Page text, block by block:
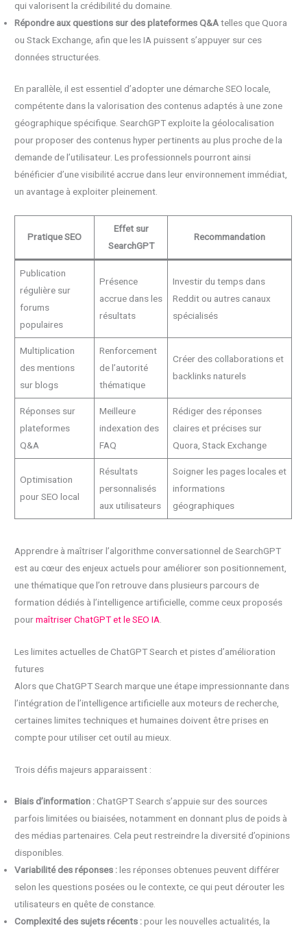
qui valorisent la crédibilité du domaine.
Répondre aux questions sur des plateformes Q&Atelles que Quora
ou Stack Exchange, afin que les IA puissent s’appuyer sur ces
données structurées.
En parallèle, il est essentiel d’adopter une démarche SEO locale,
compétente dans la valorisation des contenus adaptés à une zone
géographique spécifique. SearchGPT exploite la géolocalisation
pour proposer des contenus hyper pertinents au plus proche de la
demande de l’utilisateur. Les professionnels pourront ainsi
bénéficier d’une visibilité accrue dans leur environnement immédiat,
un avantage à exploiter pleinement.
Pratique SEO
Effet sur
SearchGPT
Recommandation
Publication
régulière sur
forums
populaires
Présence
accrue dans les
résultats
Investir du temps dans
Reddit ou autres canaux
spécialisés
Multiplication
des mentions
sur blogs
Renforcement
de l’autorité
thématique
Créer des collaborations et
backlinks naturels
Réponses sur
plateformes
Q&A
Meilleure
indexation des
FAQ
Rédiger des réponses
claires et précises sur
Quora, Stack Exchange
Optimisation
pour SEO local
Résultats
personnalisés
aux utilisateurs
Soigner les pages locales et
informations
géographiques
Apprendre à maîtriser l’algorithme conversationnel de SearchGPT
est au cœur des enjeux actuels pour améliorer son positionnement,
une thématique que l’on retrouve dans plusieurs parcours de
formation dédiés à l’intelligence artificielle, comme ceux proposés
pourmaîtriser ChatGPT et le SEO IA
Les limites actuelles de ChatGPT Search et pistes d’amélioration
futures
Alors que ChatGPT Search marque une étape impressionnante dans
l’intégration de l’intelligence artificielle aux moteurs de recherche,
certaines limites techniques et humaines doivent être prises en
compte pour utiliser cet outil au mieux.
Trois défis majeurs apparaissent :
Biais d’information :ChatGPT Search s’appuie sur des sources
parfois limitées ou biaisées, notamment en donnant plus de poids à
des médias partenaires. Cela peut restreindre la diversité d’opinions
disponibles.
Variabilité des réponses :les réponses obtenues peuvent différer
selon les questions posées ou le contexte, ce qui peut dérouter les
utilisateurs en quête de constance.
Complexité des sujets récents :pour les nouvelles actualités, la